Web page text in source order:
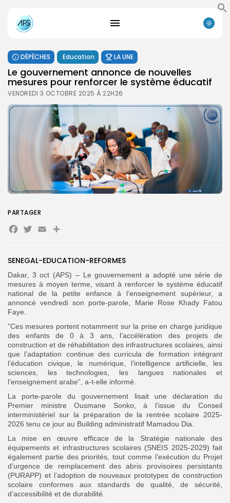
Search
FR
DÉPÊCHES Education LA UNE
Le gouvernement annonce de nouvelles
mesures pour renforcer le système éducatif
VENDREDI 3 OCTOBRE 2025 À 22H26
SENEGAL-EDUCATION-REFORMES
Dakar, 3 oct (APS) – Le gouvernement a adopté une série de
mesures à moyen terme, visant à renforcer le système éducatif
national de la petite enfance à l’enseignement supérieur, a
annoncé vendredi son porte-parole, Marie Rose Khady Fatou
Faye.
”Ces mesures portent notamment sur la prise en charge juridique
des enfants de 0 à 3 ans, l’accélération des projets de
construction et de réhabilitation des infrastructures scolaires, ainsi
que l’adaptation continue des curricula de formation intégrant
l’éducation civique, le numérique, l’intelligence artificielle, les
sciences, les technologies, les langues nationales et
l’enseignement arabe”, a-t-elle informé.
La porte-parole du gouvernement lisait une déclaration du
Premier ministre Ousmane Sonko, à l’issue du Conseil
interministériel sur la préparation de la rentrée scolaire 2025-
2026 tenu ce jour au Building administratif Mamadou Dia.
La mise en œuvre efficace de la Stratégie nationale des
équipements et infrastructures scolaires (SNEIS 2025-2029) fait
également partie des priorités, tout comme l’exécution du Projet
d’urgence de remplacement des abris provisoires persistants
(PURAPP) et l’adoption de nouveaux prototypes de construction
scolaire conformes aux standards de qualité, de sécurité,
d’accessibilité et de durabilité.
PARTAGER
Facebook
Twitter
EmailPartager